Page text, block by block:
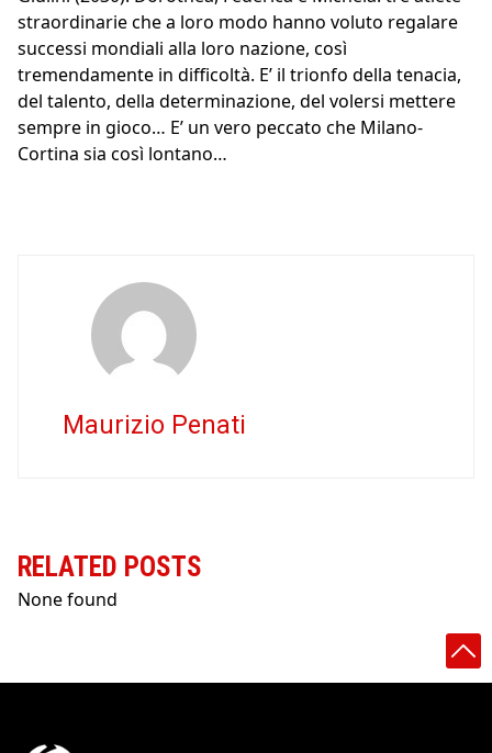
straordinarie che a loro modo hanno voluto regalare
successi mondiali alla loro nazione, così
tremendamente in difficoltà. E’ il trionfo della tenacia,
del talento, della determinazione, del volersi mettere
sempre in gioco… E’ un vero peccato che Milano-
Cortina sia così lontano…
Maurizio Penati
RELATED POSTS
None found